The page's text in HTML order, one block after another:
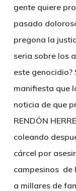
gente quiere
pasado
pregona la
seria sobre los
este
manifiesta que
noticia de que
RENDÓN
coleando
cárcel por
campesinos de
a millares de